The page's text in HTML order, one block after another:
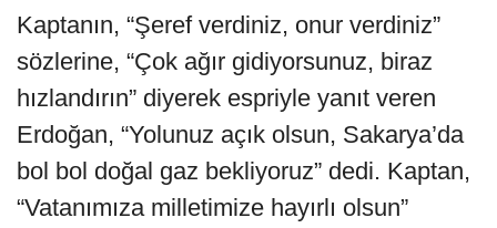
Kaptanın, “Şeref verdiniz, onur verdiniz”
sözlerine, “Çok ağır gidiyorsunuz, biraz
hızlandırın” diyerek espriyle yanıt veren
Erdoğan, “Yolunuz açık olsun, Sakarya’da
bol bol doğal gaz bekliyoruz” dedi. Kaptan,
“Vatanımıza milletimize hayırlı olsun”